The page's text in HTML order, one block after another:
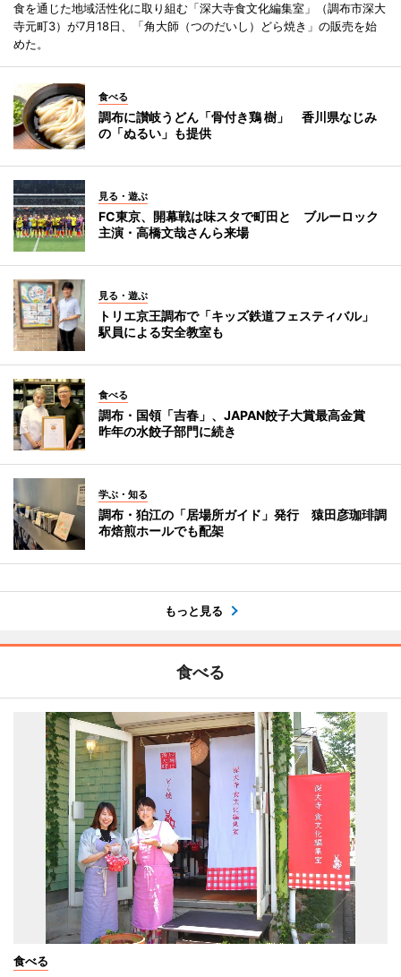
食を通じた地域活性化に取り組む「深大寺食文化編集室」（調布市深大
寺元町3）が7月18日、「角大師（つのだいし）どら焼き」の販売を始
めた。
食べる
調布に讃岐うどん「骨付き鶏 樹」 香川県なじみ
の「ぬるい」も提供
見る・遊ぶ
FC東京、開幕戦は味スタで町田と ブルーロック
主演・高橋文哉さんら来場
見る・遊ぶ
トリエ京王調布で「キッズ鉄道フェスティバル」
駅員による安全教室も
食べる
調布・国領「吉春」、JAPAN餃子大賞最高金賞
昨年の水餃子部門に続き
学ぶ・知る
調布・狛江の「居場所ガイド」発行 猿田彦珈琲調
布焙煎ホールでも配架
もっと見る
食べる
食べる